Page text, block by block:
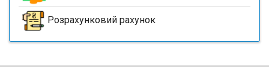
Розрахунковий рахунок